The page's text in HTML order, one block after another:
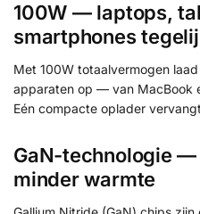
100W — laptops,
smartphones
Met 100W totaalvermogen
apparaten op — van MacBook
Eén compacte oplader
GaN-technologie
minder warmte